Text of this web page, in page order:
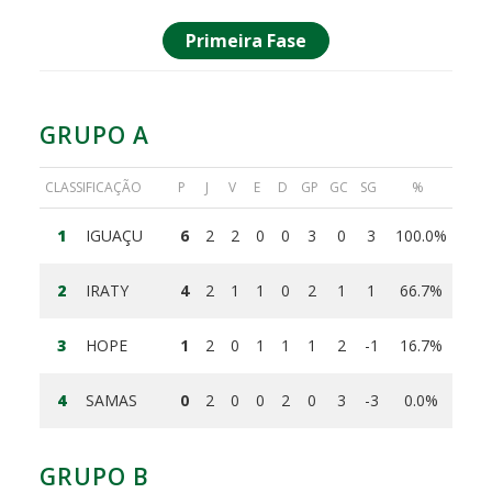
Primeira Fase
GRUPO A
CLASSIFICAÇÃO P J V E D GP GC SG %
1 IGUAÇU 6 2 2 0 0 3 0 3 100.0%
2 IRATY 4 2 1 1 0 2 1 1 66.7%
3 HOPE 1 2 0 1 1 1 2 -1 16.7%
4 SAMAS 0 2 0 0 2 0 3 -3 0.0%
GRUPO B